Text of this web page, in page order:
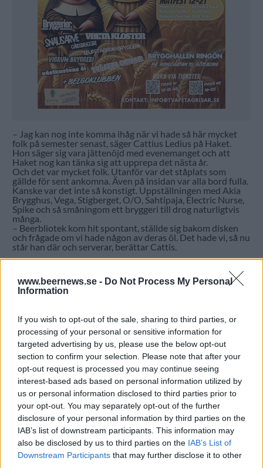
www.beernews.se - Do Not Process My Personal
Information
If you wish to opt-out of the sale, sharing to third parties, or
processing of your personal or sensitive information for
targeted advertising by us, please use the below opt-out
section to confirm your selection. Please note that after your
opt-out request is processed you may continue seeing
interest-based ads based on personal information utilized by
us or personal information disclosed to third parties prior to
your opt-out. You may separately opt-out of the further
disclosure of your personal information by third parties on the
IAB’s list of downstream participants. This information may
also be disclosed by us to third parties on the IAB’s List of
Downstream Participants that may further disclose it to other
– Jag kan nog inte komma ihåg när vi hade så här mycket
folk på semester senast, säger Cattius Ledius på Haket.
Hon säger sig vara jättenöjd med evenemanget och att
Haket nog kan tänka sig att upprepa det nästa år.
Och det var mycket folk. Utanför var det ståplats som
gällde för sent ankomna. Även på insidan var alla bord fulla.
Kanske var det inte så konstigt. Uppställningen med Akia
Brygghus, Vega, Stigberget, O/O, Sahtipaja, Electric Nurse,
Spike och så småningom ett bryggeri till drog naturligtvis
många.
– Beerbliotek kom hit spontant, ställde sig bakom disken
och frågade om vi hade någon av deras öl. Det hade vi, så nu
står han där och serverar, berättar Cattis.
Rekommenderad läsning
Vassen ska bli Göteborgs svar på Reffen
Två svenska öldagar – vad skiljer dem åt?
Ölbussen tillbaka med pilsnergala och fest